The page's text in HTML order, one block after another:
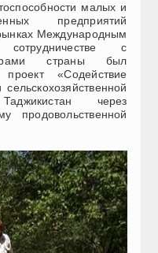
малых и
предприятий
Международным
с
страны был
«Содействие
через
продовольственной